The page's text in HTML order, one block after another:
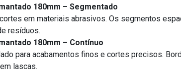
180mm – Segmentado
em materiais abrasivos. Os segmentos
resíduos.
180mm – Contínuo
para acabamentos finos e cortes precisos.
lascas.